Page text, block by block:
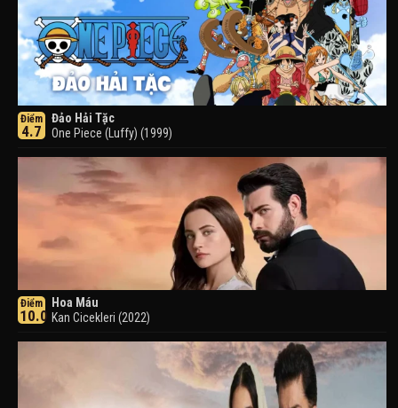
Điểm
4.7
Đảo Hải Tặc
One Piece (Luffy) (1999)
Điểm
10.0
Hoa Máu
Kan Cicekleri (2022)